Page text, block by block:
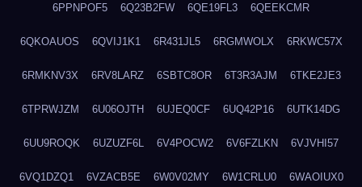
6PPNPOF5 6Q23B2FW 6QE19FL3 6QEEKCMR
6QKOAUOS 6QVIJ1K1 6R431JL5 6RGMWOLX 6RKWC57X
6RMKNV3X 6RV8LARZ 6SBTC8OR 6T3R3AJM 6TKE2JE3
6TPRWJZM 6U06OJTH 6UJEQ0CF 6UQ42P16 6UTK14DG
6UU9ROQK 6UZUZF6L 6V4POCW2 6V6FZLKN 6VJVHI57
6VQ1DZQ1 6VZACB5E 6W0V02MY 6W1CRLU0 6WAOIUX0